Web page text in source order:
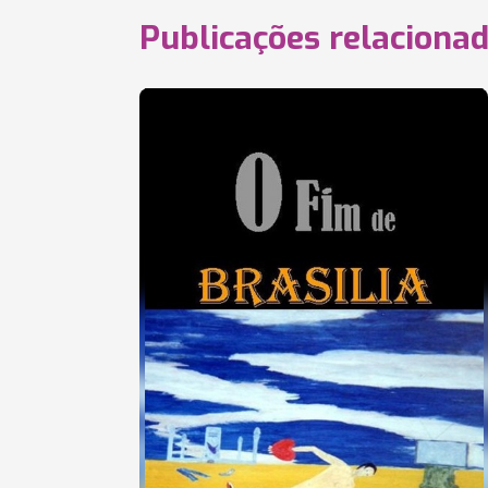
Publicações